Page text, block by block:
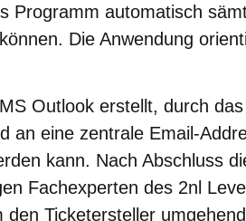
Programm automatisch
Die Anwendung
Outlook erstellt, durch
an eine zentrale Email-
kann. Nach Abschluss
Fachexperten des 2nl
Ticketersteller